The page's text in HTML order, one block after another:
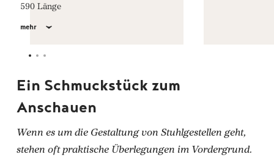
590 Länge
mehr
Ein Schmuckstück zum
Anschauen
Wenn es um die Gestaltung von Stuhlgestellen geht,
stehen oft praktische Überlegungen im Vordergrund.